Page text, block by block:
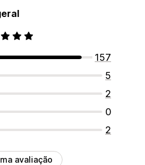
157
5
2
0
2
avaliação